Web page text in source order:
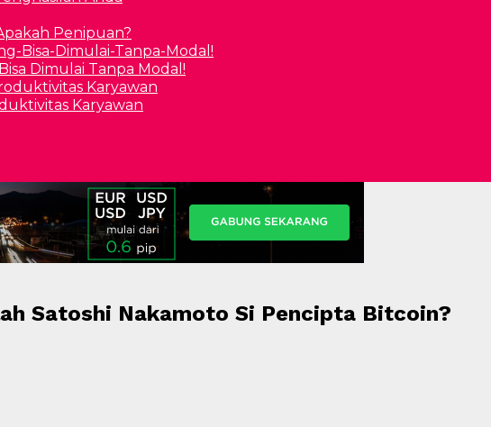
Penipuan?
Dimulai Tanpa Modal!
Karyawan
Satoshi Nakamoto Si Pencipta Bitcoin?